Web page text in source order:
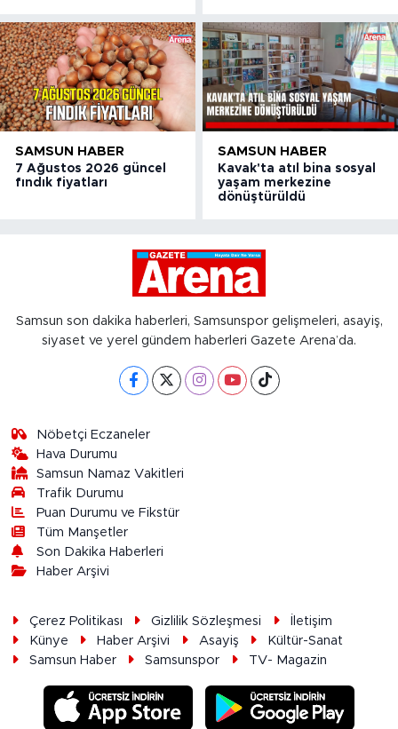
SAMSUN HABER
7 Ağustos 2026 güncel
fındık fiyatları
SAMSUN HABER
Kavak'ta atıl bina sosyal
yaşam merkezine
dönüştürüldü
Samsun son dakika haberleri, Samsunspor gelişmeleri, asayiş,
siyaset ve yerel gündem haberleri Gazete Arena’da.
Nöbetçi Eczaneler
Hava Durumu
Samsun Namaz Vakitleri
Trafik Durumu
Puan Durumu ve Fikstür
Tüm Manşetler
Son Dakika Haberleri
Haber Arşivi
Çerez Politikası Gizlilik Sözleşmesi
İletişim
Künye
Haber Arşivi Asayiş
Kültür-Sanat
Samsun Haber
Samsunspor TV- Magazin